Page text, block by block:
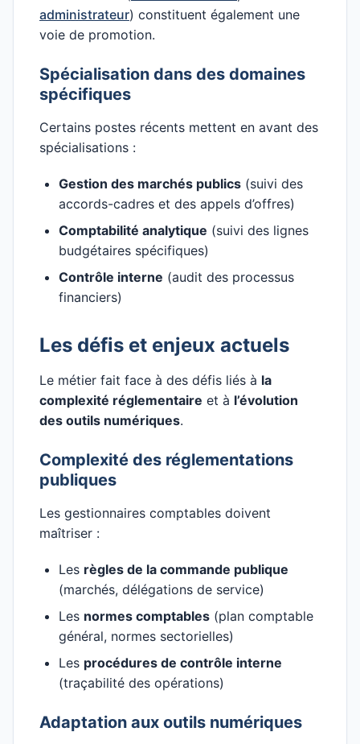
administrateur) constituent également une
voie de promotion.
Spécialisation dans des domaines
spécifiques
Certains postes récents mettent en avant des
spécialisations :
Gestion des marchés publics (suivi des
accords-cadres et des appels d’offres)
Comptabilité analytique (suivi des lignes
budgétaires spécifiques)
Contrôle interne (audit des processus
financiers)
Les défis et enjeux actuels
Le métier fait face à des défis liés à la
complexité réglementaire et à l’évolution
des outils numériques.
Complexité des réglementations
publiques
Les gestionnaires comptables doivent
maîtriser :
Les règles de la commande publique
(marchés, délégations de service)
Les normes comptables (plan comptable
général, normes sectorielles)
Les procédures de contrôle interne
(traçabilité des opérations)
Adaptation aux outils numériques